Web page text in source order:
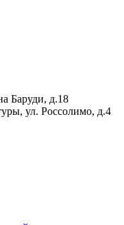
Баруди, д.18
ул. Россолимо, д.4